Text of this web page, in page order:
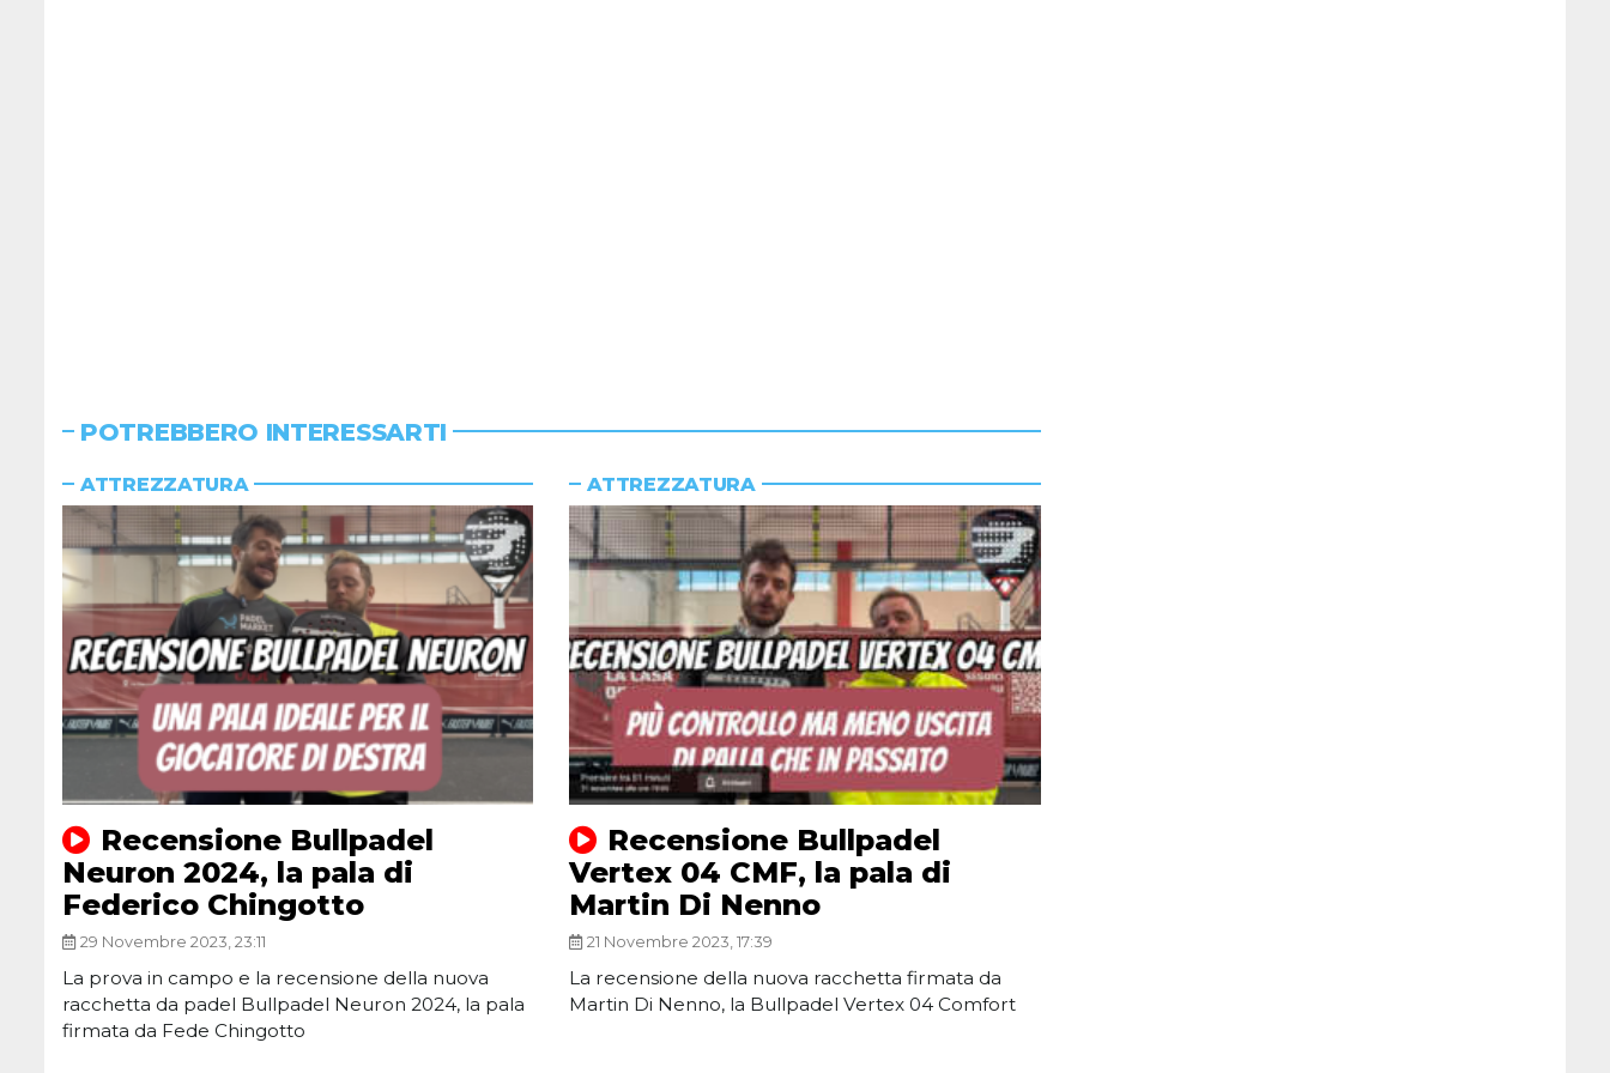
POTREBBERO INTERESSARTI
ATTREZZATURA
Recensione Bullpadel
Neuron 2024, la pala di
Federico Chingotto
29 Novembre 2023, 23:11
La prova in campo e la recensione della nuova
racchetta da padel Bullpadel Neuron 2024, la pala
firmata da Fede Chingotto
ATTREZZATURA
Recensione Bullpadel
Vertex 04 CMF, la pala di
Martin Di Nenno
21 Novembre 2023, 17:39
La recensione della nuova racchetta firmata da
Martin Di Nenno, la Bullpadel Vertex 04 Comfort